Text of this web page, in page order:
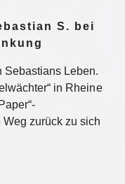
S. bei
Sebastians Leben.
in Rheine
zurück zu sich